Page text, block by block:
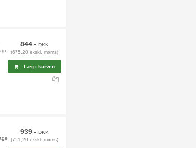
844,-DKK
(675,20 ekskl. moms)
Læg i kurven
939,-DKK
(751,20 ekskl. moms)